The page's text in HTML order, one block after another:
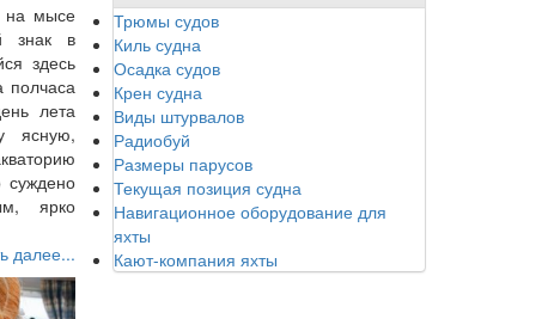
на мысе
знак в
здесь
полчаса
лета
ясную,
суждено
ярко
далее...
Трюмы судов
Киль судна
Осадка судов
Крен судна
Виды штурвалов
Радиобуй
Размеры парусов
Текущая позиция судна
Навигационное оборудование для
яхты
Кают-компания яхты